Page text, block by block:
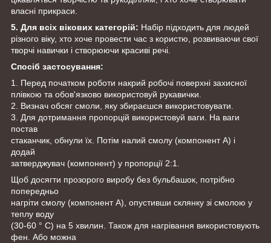
власні прикраси.
5. Для всіх вікових категорій: Набір підходить для людей
різного віку, хто хоче провести час з користю, розвиваючи свої
творчі навички і створюючи красиві речі.
Спосіб застосування:
1. Перед початком роботи накрий робочі поверхні захисної
плівкою та обов'язково використовуй рукавички.
2. Визнач обсяг смоли, яку збираєшся використовувати.
3. Для дотримання пропорцій використовуй ваги. На ваги
постав
стаканчик, обнули їх. Потім налий смолу (компонент А) і
додай
затверджувач (компонент) у пропорції 2:1.
Щоб досягти прозорого виробу без бульбашок, потрібно
попередньо
нагріти смолу (компонент А), опустивши склянку зі смолою у
теплу воду
(30-60 ° С) на 5 хвилин. Також для нагрівання використовують
фен. Або можна